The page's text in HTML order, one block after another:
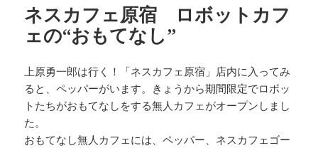
ネスカフェ原宿 ロボットカフ
ェの“おもてなし”
上原勇一郎は行く！「ネスカフェ原宿」店内に入ってみ
ると、ペッパーがいます。きょうから期間限定でロボッ
トたちがおもてなしをする無人カフェがオープンしまし
た。
おもてなし無人カフェには、ペッパー、ネスカフェゴー